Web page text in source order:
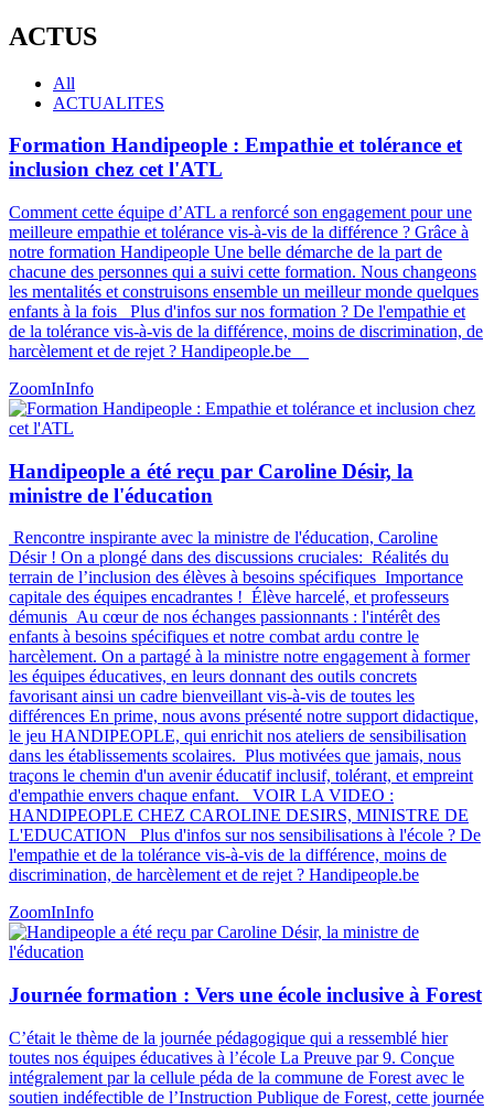
ACTUS
All
ACTUALITES
Formation Handipeople : Empathie et tolérance et
inclusion chez cet l'ATL
Comment cette équipe d’ATL a renforcé son engagement pour une
meilleure empathie et tolérance vis-à-vis de la différence ? Grâce à
notre formation Handipeople Une belle démarche de la part de
chacune des personnes qui a suivi cette formation. Nous changeons
les mentalités et construisons ensemble un meilleur monde quelques
enfants à la fois Plus d'infos sur nos formation ? De l'empathie et
de la tolérance vis-à-vis de la différence, moins de discrimination, de
harcèlement et de rejet ? Handipeople.be
ZoomInInfo
Handipeople a été reçu par Caroline Désir, la
ministre de l'éducation
Rencontre inspirante avec la ministre de l'éducation, Caroline
Désir ! On a plongé dans des discussions cruciales: Réalités du
terrain de l’inclusion des élèves à besoins spécifiques Importance
capitale des équipes encadrantes ! Élève harcelé, et professeurs
démunis Au cœur de nos échanges passionnants : l'intérêt des
enfants à besoins spécifiques et notre combat ardu contre le
harcèlement. On a partagé à la ministre notre engagement à former
les équipes éducatives, en leurs donnant des outils concrets
favorisant ainsi un cadre bienveillant vis-à-vis de toutes les
différences En prime, nous avons présenté notre support didactique,
le jeu HANDIPEOPLE, qui enrichit nos ateliers de sensibilisation
dans les établissements scolaires. Plus motivées que jamais, nous
traçons le chemin d'un avenir éducatif inclusif, tolérant, et empreint
d'empathie envers chaque enfant. VOIR LA VIDEO :
HANDIPEOPLE CHEZ CAROLINE DESIRS, MINISTRE DE
L'EDUCATION Plus d'infos sur nos sensibilisations à l'école ? De
l'empathie et de la tolérance vis-à-vis de la différence, moins de
discrimination, de harcèlement et de rejet ? Handipeople.be
ZoomInInfo
Journée formation : Vers une école inclusive à Forest
C’était le thème de la journée pédagogique qui a ressemblé hier
toutes nos équipes éducatives à l’école La Preuve par 9. Conçue
intégralement par la cellule péda de la commune de Forest avec le
soutien indéfectible de l’Instruction Publique de Forest, cette journée